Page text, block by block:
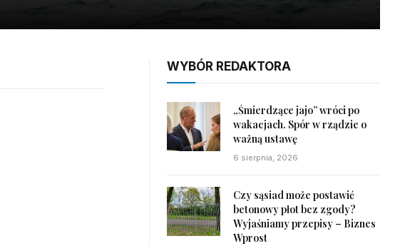
WYBÓR REDAKTORA
„Śmierdzące jajo” wróci po
wakacjach. Spór w rządzie o
ważną ustawę
6 sierpnia, 2026
Czy sąsiad może postawić
betonowy płot bez zgody?
Wyjaśniamy przepisy – Biznes
Wprost